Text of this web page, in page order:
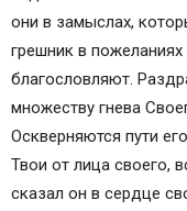
они в замыслах,
грешник в
благословляют.
множеству гнева
Оскверняются пути
Твои от лица своего,
сказал он в сердце